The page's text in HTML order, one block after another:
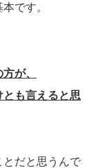
です。
が、
とも言えると思
とだと思うんで